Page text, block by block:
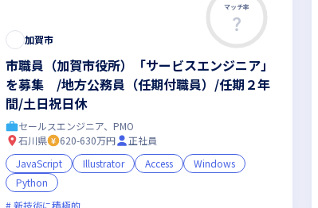
ベンチャー企業
マッチ率
加賀市
市職員（加賀市役所）「サービスエンジニア」
を募集 /地方公務員（任期付職員）/任期２年
間/土日祝日休
セールスエンジニア、PMO
石川県
620-630万円
正社員
JavaScript
Illustrator Access
Windows
Python
新技術に積極的